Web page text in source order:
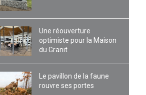
Une réouverture
optimiste pour la Maison
du Granit
Le pavillon de la faune
rouvre ses portes